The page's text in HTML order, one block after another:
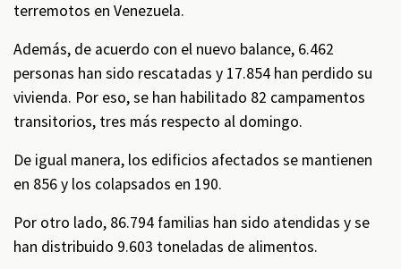
terremotos en Venezuela.
Además, de acuerdo con el nuevo balance, 6.462
personas han sido rescatadas y 17.854 han perdido su
vivienda. Por eso, se han habilitado 82 campamentos
transitorios, tres más respecto al domingo.
De igual manera, los edificios afectados se mantienen
en 856 y los colapsados en 190.
Por otro lado, 86.794 familias han sido atendidas y se
han distribuido 9.603 toneladas de alimentos.